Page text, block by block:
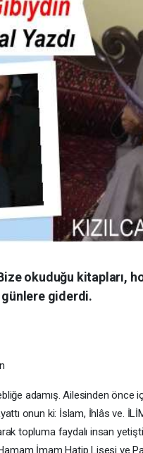
okuduğu kitapları,
günlere giderdi.
adamış. Ailesinden önce
onun ki: İslam, İhlâs ve.
topluma faydalı insan
İmam Hatip Lisesi ve